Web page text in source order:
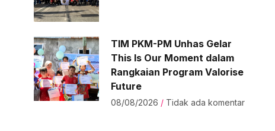
TIM PKM-PM Unhas Gelar
This Is Our Moment dalam
Rangkaian Program Valorise
Future
08/08/2026 Tidak ada komentar